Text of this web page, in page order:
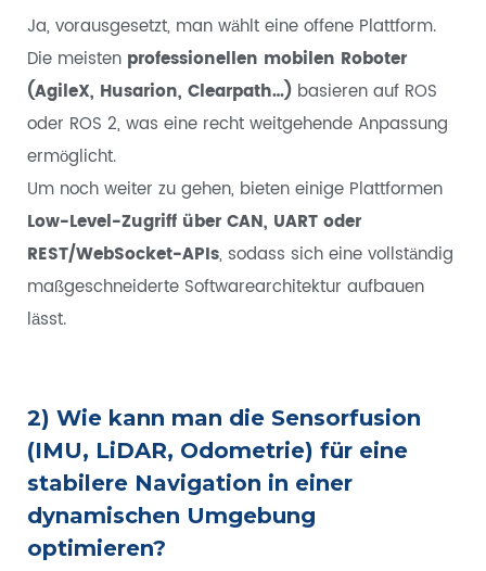
Ja, vorausgesetzt, man wählt eine offene Plattform.
Die meisten professionellen mobilen Roboter
(AgileX, Husarion, Clearpath…) basieren auf ROS
oder ROS 2, was eine recht weitgehende Anpassung
ermöglicht.
Um noch weiter zu gehen, bieten einige Plattformen
Low-Level-Zugriff über CAN, UART oder
REST/WebSocket-APIs, sodass sich eine vollständig
maßgeschneiderte Softwarearchitektur aufbauen
lässt.
2) Wie kann man die Sensorfusion
(IMU, LiDAR, Odometrie) für eine
stabilere Navigation in einer
dynamischen Umgebung
optimieren?